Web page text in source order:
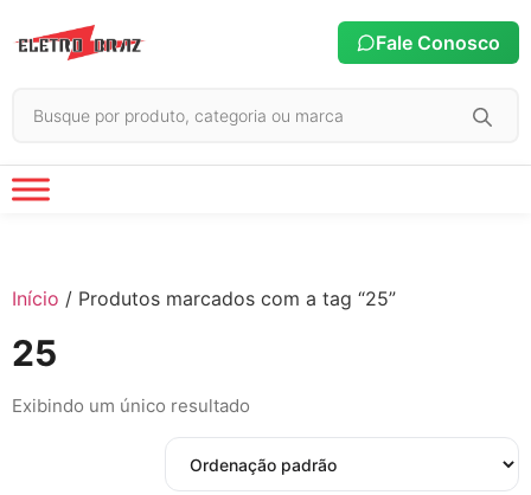
Fale Conosco
Início / Produtos marcados com a tag “25”
25
Exibindo um único resultado